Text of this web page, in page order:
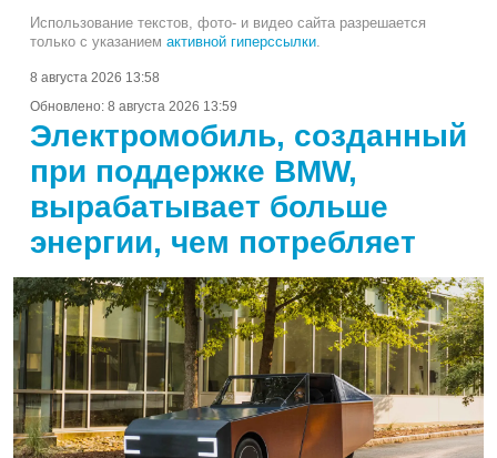
Использование текстов, фото- и видео сайта разрешается
только с указанием активной гиперссылки
8 августа 2026 13:58
Обновлено: 8 августа 2026 13:59
Электромобиль, созданный
при поддержке BMW,
вырабатывает больше
энергии, чем потребляет